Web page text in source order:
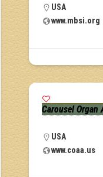
USA
www.mbsi.org
Carousel Organ
USA
www.coaa.us